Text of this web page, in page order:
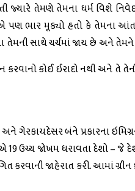
જ્યારે તેમણે તેમના ધર્મ વિશે
એ પણ ભાર મૂક્યો હતો કે
તેમની સાથે ચર્ચમાં જાય છે અને
કરવાનો કોઈ ઈરાદો નથી અને
ગેરકાયદેસર બંને પ્રકારના
19 ઉચ્ચ જોખમ ધરાવતા દેશો –
કરવાની જાહેરાત કરી. આમાં